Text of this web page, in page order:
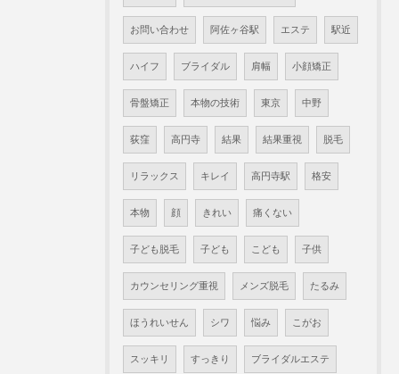
お問い合わせ 阿佐ヶ谷駅 エステ 駅近
ハイフ ブライダル 肩幅 小顔矯正
骨盤矯正 本物の技術 東京 中野
荻窪 高円寺 結果 結果重視 脱毛
リラックス キレイ 高円寺駅 格安
本物 顔 きれい 痛くない
子ども脱毛 子ども こども 子供
カウンセリング重視 メンズ脱毛 たるみ
ほうれいせん シワ 悩み こがお
スッキリ すっきり ブライダルエステ